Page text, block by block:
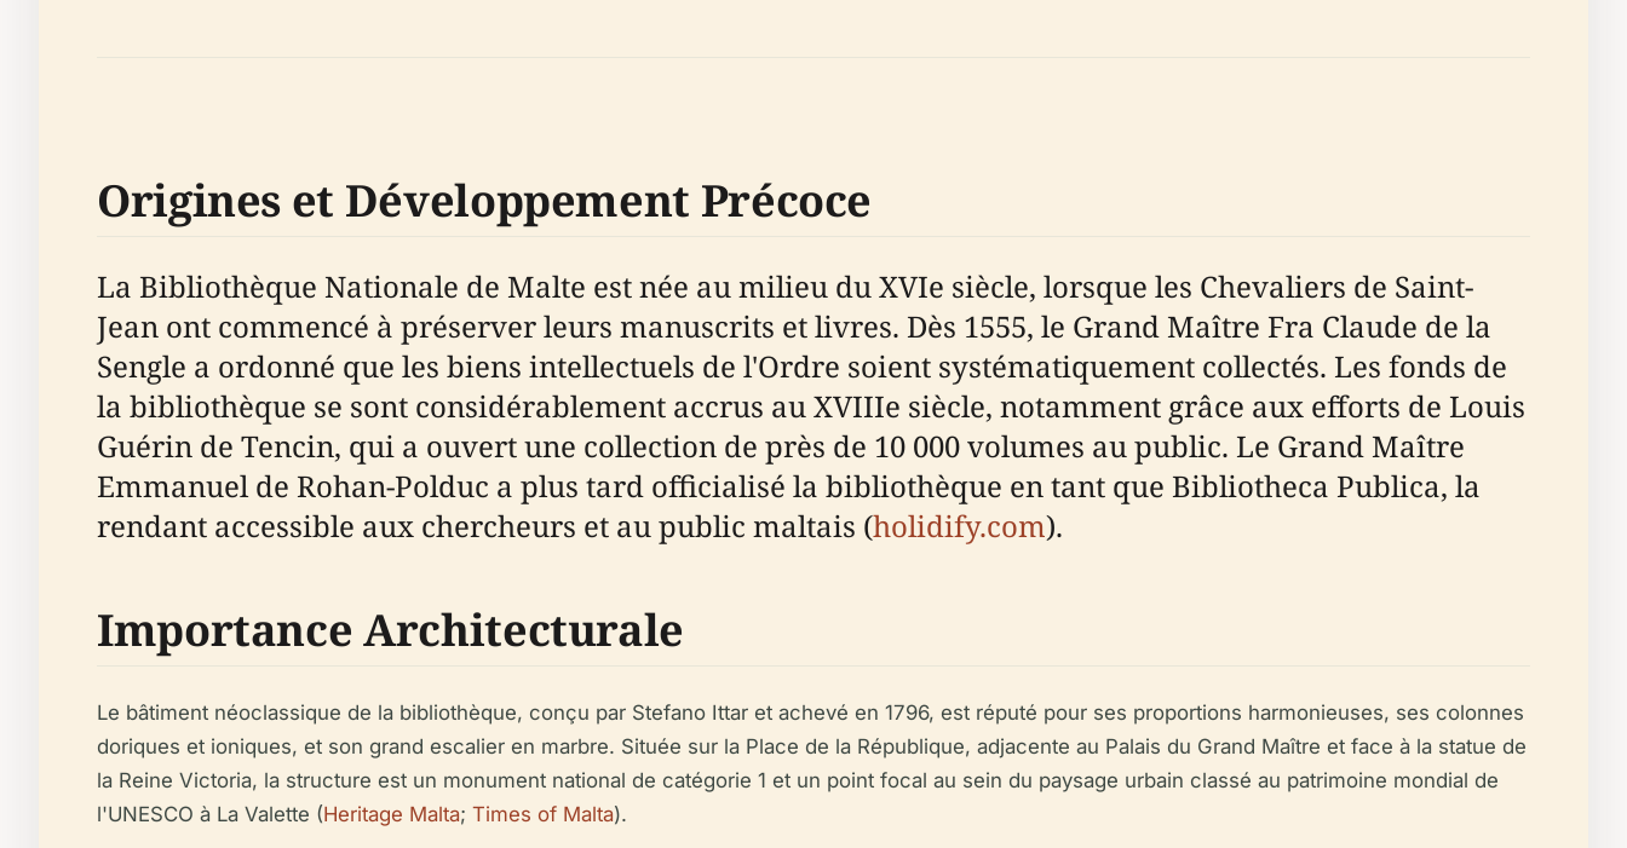
Origines et Développement Précoce
La Bibliothèque Nationale de Malte est née au milieu du XVIe siècle, lorsque les Chevaliers de Saint-
Jean ont commencé à préserver leurs manuscrits et livres. Dès 1555, le Grand Maître Fra Claude de la
Sengle a ordonné que les biens intellectuels de l'Ordre soient systématiquement collectés. Les fonds de
la bibliothèque se sont considérablement accrus au XVIIIe siècle, notamment grâce aux efforts de Louis
Guérin de Tencin, qui a ouvert une collection de près de 10 000 volumes au public. Le Grand Maître
Emmanuel de Rohan-Polduc a plus tard officialisé la bibliothèque en tant que Bibliotheca Publica, la
rendant accessible aux chercheurs et au public maltais (holidify.com).
Importance Architecturale
Le bâtiment néoclassique de la bibliothèque, conçu par Stefano Ittar et achevé en 1796, est réputé pour ses proportions harmonieuses, ses colonnes
doriques et ioniques, et son grand escalier en marbre. Située sur la Place de la République, adjacente au Palais du Grand Maître et face à la statue de
la Reine Victoria, la structure est un monument national de catégorie 1 et un point focal au sein du paysage urbain classé au patrimoine mondial de
l'UNESCO à La Valette (Heritage Malta; Times of Malta).